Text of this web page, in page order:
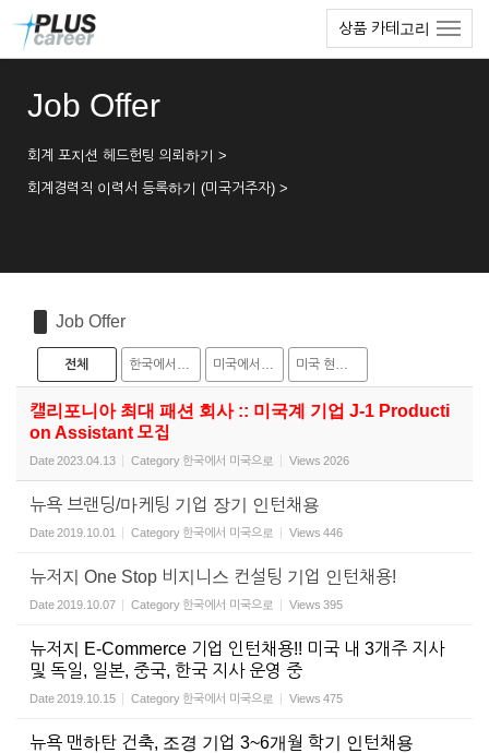
상품 카테고리
Job Offer
회계 포지션 헤드헌팅 의뢰하기 >
회계경력직 이력서 등록하기 (미국거주자) >
Job Offer
전체 한국에서 미국으로 미국에서 한국으로 미국 현지 채용
캘리포니아 최대 패션 회사 :: 미국계 기업 J-1 Producti
on Assistant 모집
Date2023.04.13 Category 한국에서 미국으로 Views 2026
뉴욕 브랜딩/마케팅 기업 장기 인턴채용
Date2019.10.01 Category 한국에서 미국으로 Views 446
뉴저지 One Stop 비지니스 컨설팅 기업 인턴채용!
Date2019.10.07 Category 한국에서 미국으로 Views 395
뉴저지 E-Commerce 기업 인턴채용!! 미국 내 3개주 지사
및 독일, 일본, 중국, 한국 지사 운영 중
Date2019.10.15 Category 한국에서 미국으로 Views 475
뉴욕 맨하탄 건축, 조경 기업 3~6개월 학기 인턴채용